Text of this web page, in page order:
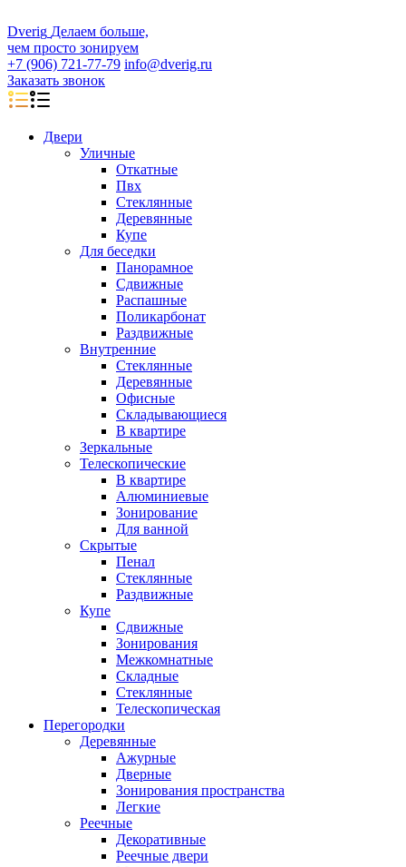
Dverig Делаем больше,
чем просто зонируем
+7 (906) 721-77-79 info@dverig.ru
Заказать звонок
Двери
Уличные
Откатные
Пвх
Стеклянные
Деревянные
Купе
Для беседки
Панорамное
Сдвижные
Распашные
Поликарбонат
Раздвижные
Внутренние
Стеклянные
Деревянные
Офисные
Складывающиеся
В квартире
Зеркальные
Телескопические
В квартире
Алюминиевые
Зонирование
Для ванной
Скрытые
Пенал
Стеклянные
Раздвижные
Купе
Сдвижные
Зонирования
Межкомнатные
Складные
Стеклянные
Телескопическая
Перегородки
Деревянные
Ажурные
Дверные
Зонирования пространства
Легкие
Реечные
Декоративные
Реечные двери